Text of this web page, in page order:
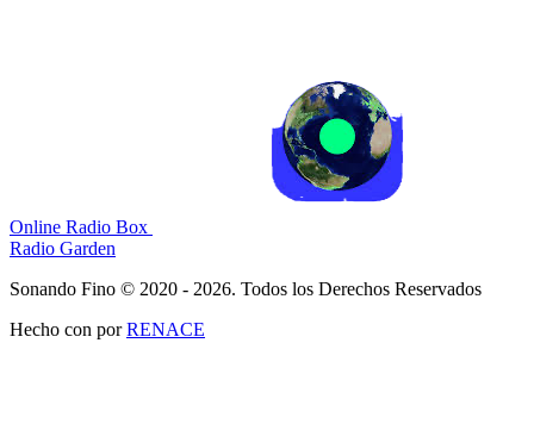
Online Radio Box
Radio Garden
Sonando Fino © 2020 - 2026. Todos los Derechos Reservados
Hecho con porRENACE